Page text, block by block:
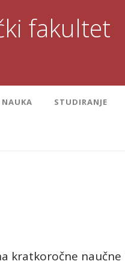
fakultet
NAUKA STUDIRANJE
kratkoročne naučne